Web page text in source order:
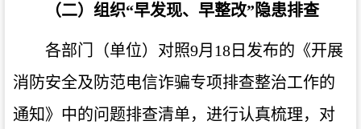
（二）组织“早发现、早整改”隐患排查
各部门（单位）对照9月 18 日发布的《开展
消防安全及防范电信诈骗专项排查整治工作的
通知》中的问题排查清单，进行认真梳理，对